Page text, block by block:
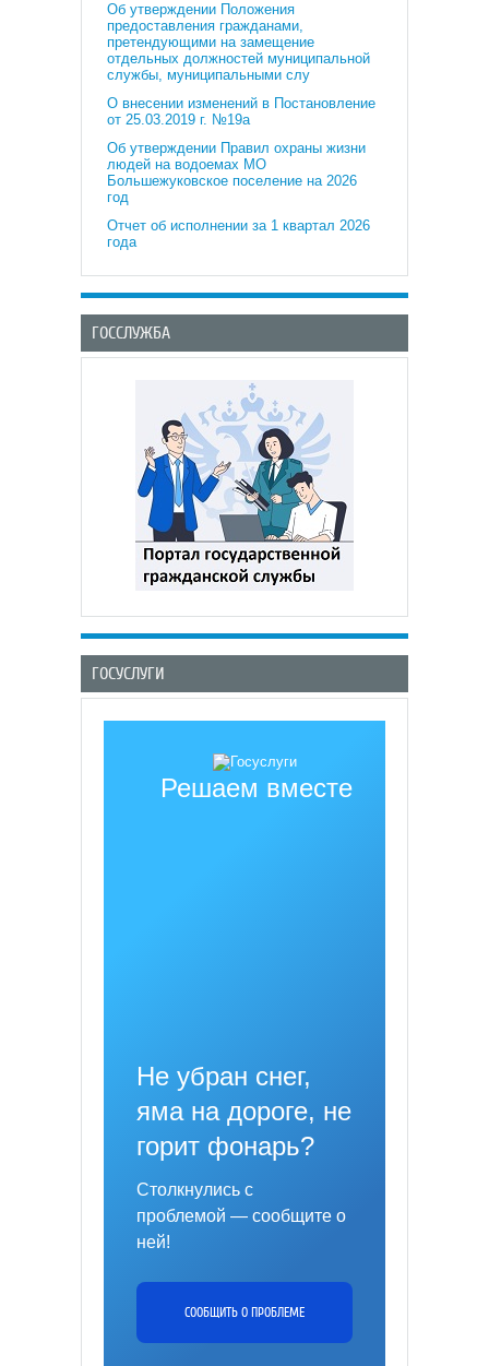
Об утверждении Положения
предоставления гражданами,
претендующими на замещение
отдельных должностей муниципальной
службы, муниципальными слу
О внесении изменений в Постановление
от 25.03.2019 г. №19а
Об утверждении Правил охраны жизни
людей на водоемах МО
Большежуковское поселение на 2026
год
Отчет об исполнении за 1 квартал 2026
года
ГОССЛУЖБА
ГОСУСЛУГИ
Решаем вместе
Не убран снег,
яма на дороге, не
горит фонарь?
Столкнулись с
проблемой — сообщите о
ней!
СООБЩИТЬ О ПРОБЛЕМЕ